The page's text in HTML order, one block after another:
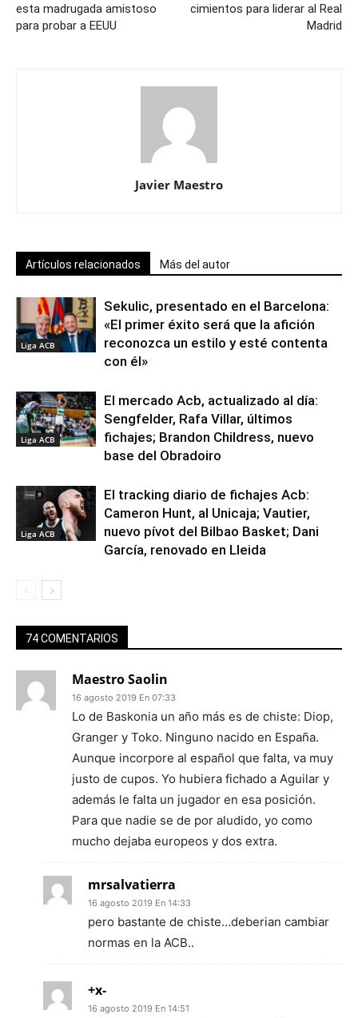
esta madrugada amistoso
para probar a EEUU
cimientos para liderar al Real
Madrid
Javier Maestro
Artículos relacionados Más del autor
Liga ACB
Sekulic, presentado en el Barcelona:
«El primer éxito será que la afición
reconozca un estilo y esté contenta
con él»
Liga ACB
El mercado Acb, actualizado al día:
Sengfelder, Rafa Villar, últimos
fichajes; Brandon Childress, nuevo
base del Obradoiro
Liga ACB
El tracking diario de fichajes Acb:
Cameron Hunt, al Unicaja; Vautier,
nuevo pívot del Bilbao Basket; Dani
García, renovado en Lleida
74 COMENTARIOS
Maestro Saolin
16 agosto 2019 En 07:33
Lo de Baskonia un año más es de chiste: Diop,
Granger y Toko. Ninguno nacido en España.
Aunque incorpore al español que falta, va muy
justo de cupos. Yo hubiera fichado a Aguilar y
además le falta un jugador en esa posición.
Para que nadie se de por aludido, yo como
mucho dejaba europeos y dos extra.
mrsalvatierra
16 agosto 2019 En 14:33
pero bastante de chiste…deberian cambiar
normas en la ACB..
+x-
16 agosto 2019 En 14:51